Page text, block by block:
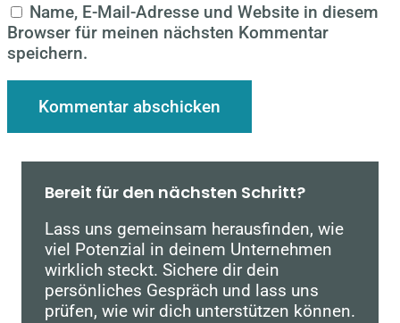
Name, E-Mail-Adresse und Website in diesem
Browser für meinen nächsten Kommentar
speichern.
Bereit für den nächsten Schritt?
Lass uns gemeinsam herausfinden, wie
viel Potenzial in deinem Unternehmen
wirklich steckt. Sichere dir dein
persönliches Gespräch und lass uns
prüfen, wie wir dich unterstützen können.